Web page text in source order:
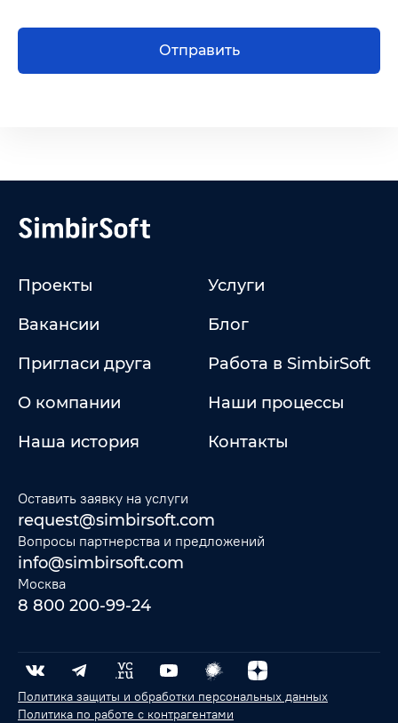
Отправить
Проекты
Услуги
Вакансии
Блог
Пригласи друга
Работа в SimbirSoft
О компании
Наши процессы
Наша история
Контакты
Оставить заявку на услуги
request@simbirsoft.com
Вопросы партнерства и предложений
info@simbirsoft.com
Москва
8 800 200-99-24
Политика защиты и обработки персональных данных
Политика по работе с контрагентами